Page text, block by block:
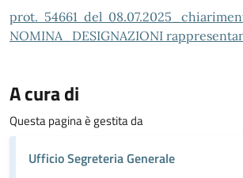
prot. 54661 del
NOMINA_DESIGNAZIONI
A cura di
Questa pagina è gestita da
Ufficio Segreteria Generale